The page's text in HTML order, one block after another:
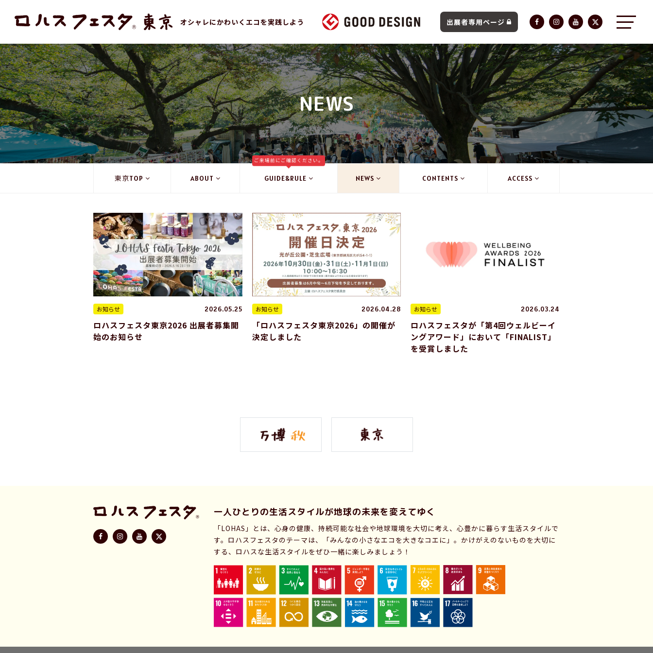
オシャレにかわいくエコを実践しよう 出展者専用ページ
NEWS
東京TOP ABOUT GUIDE&RULE
ご来場前にご確認ください。
NEWS CONTENTS ACCESS
お知らせ 2026.05.25
ロハスフェスタ東京2026 出展者募集開
始のお知らせ
お知らせ 2026.04.28
「ロハスフェスタ東京2026」の開催が
決定しました
お知らせ 2026.03.24
ロハスフェスタが「第4回ウェルビーイ
ングアワード」において「FINALIST」
を受賞しました
一人ひとりの生活スタイルが地球の未来を変えてゆく
「LOHAS」とは、心身の健康、持続可能な社会や地球環境を大切に考え、心豊かに暮らす生活スタイルで
す。ロハスフェスタのテーマは、「みんなの小さなエコを大きなコエに」。かけがえのないものを大切に
する、ロハスな生活スタイルをぜひ一緒に楽しみましょう！